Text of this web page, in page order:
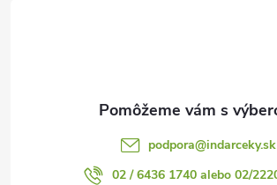
podpora@indarceky.sk
02 / 6436 1740 alebo 02/